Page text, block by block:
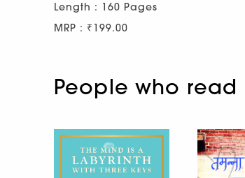
Length : 160 Pages
MRP : ₹199.00
People who read